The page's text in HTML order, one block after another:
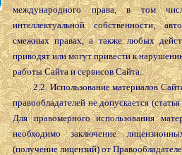
международного права, в том
интеллектуальной собственности,
смежных правах, а также любых
приводят или могут привести к
работы Сайта и сервисов Сайта.
2.2. Использование материалов Сайта
правообладателей не допускается
Для правомерного использования
необходимо заключение
(получение лицензий) от